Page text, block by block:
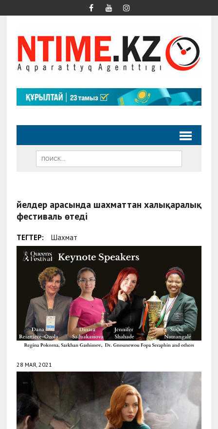
Әйелдер арасында шахматтан халықаралық
фестиваль өтеді
ТЕГТЕР: Шахмат
28 МАЯ, 2021